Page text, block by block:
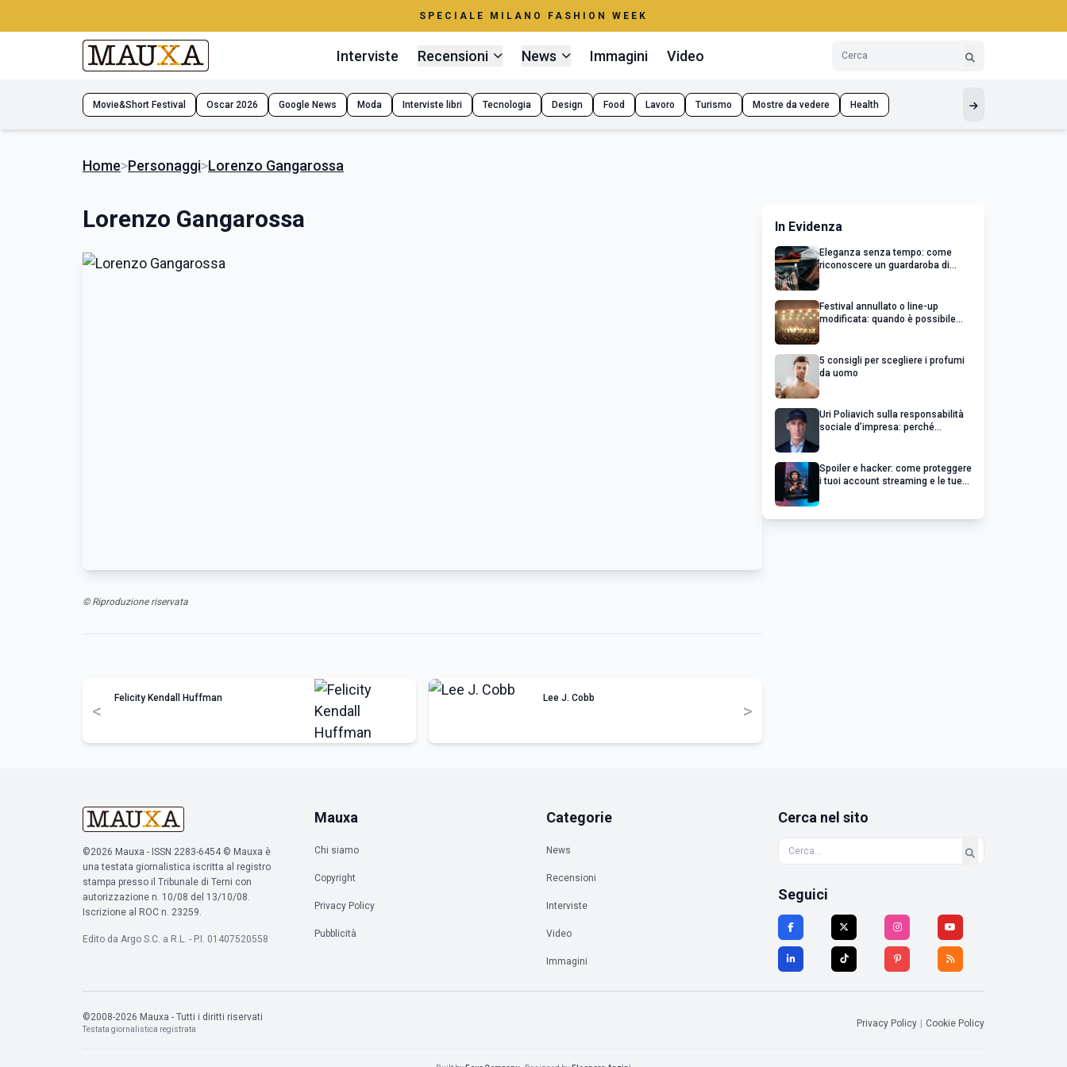
SPECIALE MILANO FASHION WEEK
Interviste Recensioni News Immagini Video
Movie&Short Festival Oscar 2026 Google News Moda Interviste libri Tecnologia Design Food Lavoro Turismo Mostre da vedere Health
Home>Personaggi>Lorenzo Gangarossa
Lorenzo Gangarossa
© Riproduzione riservata
<
Felicity Kendall Huffman Lee J. Cobb
>
In Evidenza
Eleganza senza tempo: come
riconoscere un guardaroba di
Festival annullato o line-up
modificata: quando è possibile
5 consigli per scegliere i profumi
da uomo
Uri Poliavich sulla responsabilità
sociale d’impresa: perché
Spoiler e hacker: come proteggere
i tuoi account streaming e le tue
©2026 Mauxa - ISSN 2283-6454 © Mauxa è
una testata giornalistica iscritta al registro
stampa presso il Tribunale di Terni con
autorizzazione n. 10/08 del 13/10/08.
Iscrizione al ROC n. 23259.
Edito da Argo S.C. a R.L. - P.I. 01407520558
Mauxa
Chi siamo
Copyright
Privacy Policy
Pubblicità
Categorie
News
Recensioni
Interviste
Video
Immagini
Cerca nel sito
Seguici
©2008-2026 Mauxa - Tutti i diritti riservati
Testata giornalistica registrata
Privacy Policy Cookie Policy